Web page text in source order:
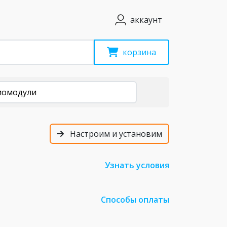
аккаунт
корзина
Настроим и установим
Узнать условия
Способы оплаты